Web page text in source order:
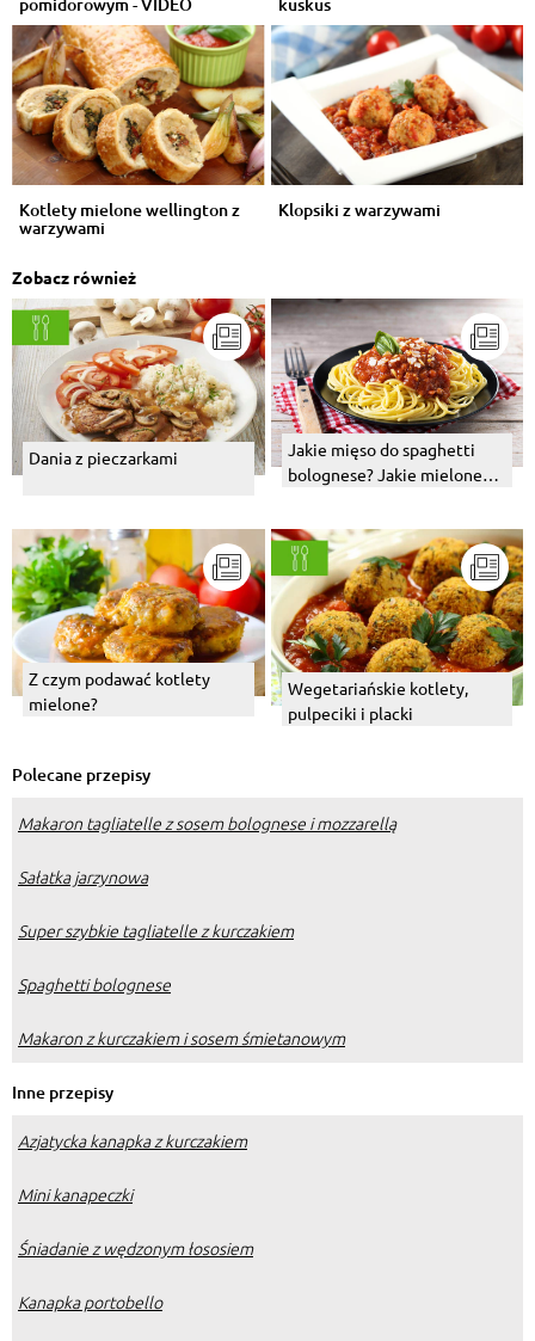
Kotlety mielone wellington z
warzywami
Klopsiki z warzywami
Zobacz również
Dania z pieczarkami
Jakie mięso do spaghetti
bolognese? Jakie mielone
Z czym podawać kotlety
mielone?
Wegetariańskie kotlety,
pulpeciki i placki
Polecane przepisy
Makaron tagliatelle z sosem bolognese i mozzarellą
Sałatka jarzynowa
Super szybkie tagliatelle z kurczakiem
Spaghetti bolognese
Makaron z kurczakiem i sosem śmietanowym
Inne przepisy
Azjatycka kanapka z kurczakiem
Mini kanapeczki
Śniadanie z wędzonym łososiem
Kanapka portobello